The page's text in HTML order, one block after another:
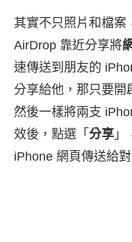
其實不只照片和檔案
AirDrop 靠近分享將
速傳送到朋友的
分享給他，那只要開
然後一樣將兩支
效後，點選「 分享 」
iPhone 網頁傳送給對